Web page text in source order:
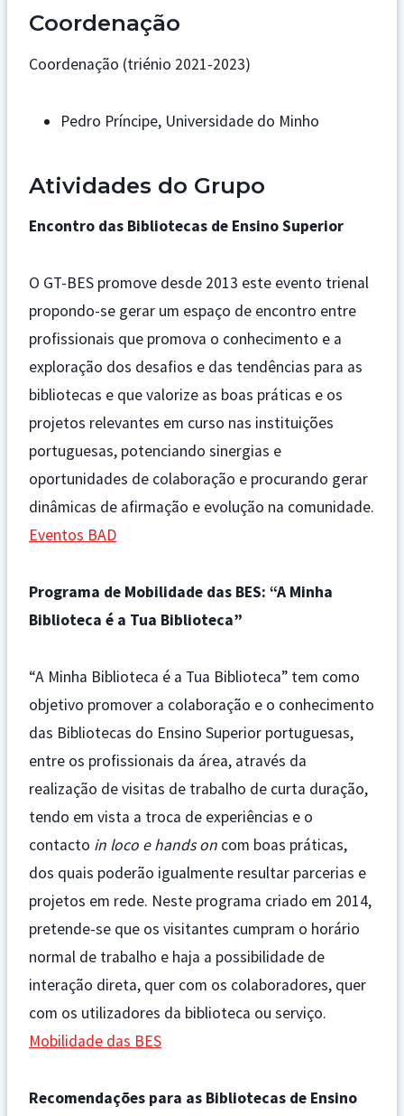
Coordenação
Coordenação (triénio 2021-2023)
Pedro Príncipe, Universidade do Minho
Atividades do Grupo
Encontro das Bibliotecas de Ensino Superior
O GT-BES promove desde 2013 este evento trienal
propondo-se gerar um espaço de encontro entre
profissionais que promova o conhecimento e a
exploração dos desafios e das tendências para as
bibliotecas e que valorize as boas práticas e os
projetos relevantes em curso nas instituições
portuguesas, potenciando sinergias e
oportunidades de colaboração e procurando gerar
dinâmicas de afirmação e evolução na comunidade.
Eventos BAD
Programa de Mobilidade das BES: “A Minha
Biblioteca é a Tua Biblioteca”
“A Minha Biblioteca é a Tua Biblioteca” tem como
objetivo promover a colaboração e o conhecimento
das Bibliotecas do Ensino Superior portuguesas,
entre os profissionais da área, através da
realização de visitas de trabalho de curta duração,
tendo em vista a troca de experiências e o
contacto in loco e hands on com boas práticas,
dos quais poderão igualmente resultar parcerias e
projetos em rede. Neste programa criado em 2014,
pretende-se que os visitantes cumpram o horário
normal de trabalho e haja a possibilidade de
interação direta, quer com os colaboradores, quer
com os utilizadores da biblioteca ou serviço.
Mobilidade das BES
Recomendações para as Bibliotecas de Ensino